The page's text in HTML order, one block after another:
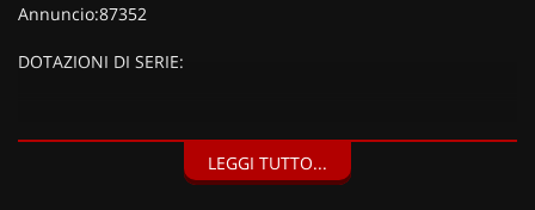
Annuncio:87352
DOTAZIONI DI SERIE:
Dettagli carrozzeria cromati, Calotte specchi nere, Fari
LEGGI TUTTO...